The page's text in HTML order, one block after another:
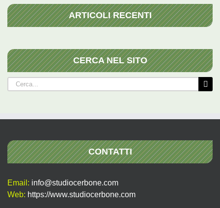
ARTICOLI RECENTI
CERCA NEL SITO
Cerca
per:
CONTATTI
Email: info@studiocerbone.com
Web: https://www.studiocerbone.com